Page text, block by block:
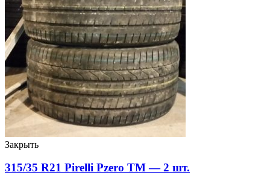
Закрыть
315/35 R21 Pirelli Pzero TM — 2 шт.